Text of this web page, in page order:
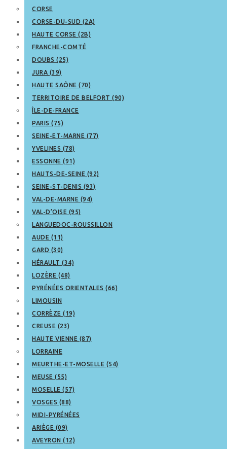
CORSE
CORSE-DU-SUD (2A)
HAUTE CORSE (2B)
FRANCHE-COMTÉ
DOUBS (25)
JURA (39)
HAUTE SAÔNE (70)
TERRITOIRE DE BELFORT (90)
ÎLE-DE-FRANCE
PARIS (75)
SEINE-ET-MARNE (77)
YVELINES (78)
ESSONNE (91)
HAUTS-DE-SEINE (92)
SEINE-ST-DENIS (93)
VAL-DE-MARNE (94)
VAL-D’OISE (95)
LANGUEDOC-ROUSSILLON
AUDE (11)
GARD (30)
HÉRAULT (34)
LOZÈRE (48)
PYRÉNÉES ORIENTALES (66)
LIMOUSIN
CORRÈZE (19)
CREUSE (23)
HAUTE VIENNE (87)
LORRAINE
MEURTHE-ET-MOSELLE (54)
MEUSE (55)
MOSELLE (57)
VOSGES (88)
MIDI-PYRÉNÉES
ARIÈGE (09)
AVEYRON (12)